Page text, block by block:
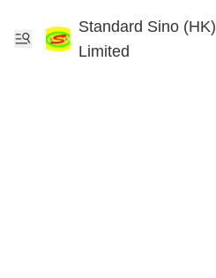
Standard Sino (HK)
Limited